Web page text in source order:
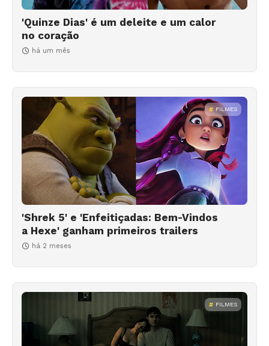
'Quinze Dias' é um deleite e um calor
no coração
há um mês
FILMES
'Shrek 5' e 'Enfeitiçadas: Bem-Vindos
a Hexe' ganham primeiros trailers
há 2 meses
FILMES